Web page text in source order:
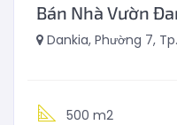
Bán Nhà Vườn
Dankia, Phường 7,
500 m2